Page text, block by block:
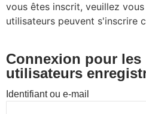
vous êtes inscrit, veuillez
utilisateurs peuvent s'inscrire
Connexion pour les
utilisateurs
Identifiant ou e-mail